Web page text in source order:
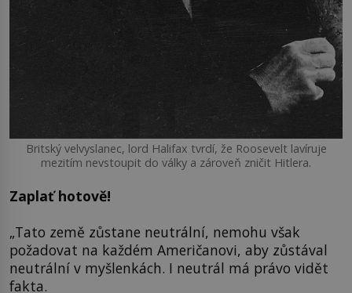
Britský velvyslanec, lord Halifax tvrdí, že Roosevelt lavíruje
mezitím nevstoupit do války a zároveň zničit Hitlera.
Zaplať hotově!
„Tato země zůstane neutrální, nemohu však
požadovat na každém Američanovi, aby zůstával
neutrální v myšlenkách. I neutrál má právo vidět
fakta.